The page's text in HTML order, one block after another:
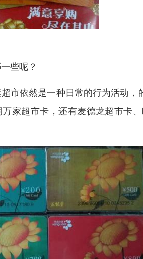
些呢？
市依然是一种日常的行为活动
家超市卡，还有麦德龙超市卡